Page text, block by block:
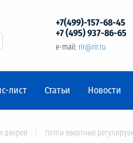
+7(499)-157-68-45
+7 (495) 937-86-65
e-mail: rir@rir.ru
лист Статьи Новости
дверей
Петли ввертные